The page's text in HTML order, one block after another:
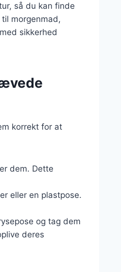
så du kan finde
morgenmad,
sikkerhed
korrekt for at
dem. Dette
eller en plastpose.
og tag dem
deres